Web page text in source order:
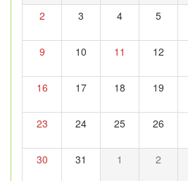
2 3 4 5
9 10 11 12
16 17 18 19
23 24 25 26
30 31 1 2